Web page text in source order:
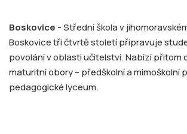
Boskovice -Střední škola v
Boskovice tři čtvrtě století připravuje
povolání v oblasti učitelství. Nabízí přitom
maturitní obory – předškolní a mimoškolní
pedagogické lyceum.